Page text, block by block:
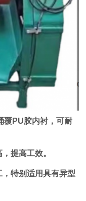
覆PU胶内衬，可耐
提高工效。
特别适用具有异型